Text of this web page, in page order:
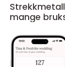
mange